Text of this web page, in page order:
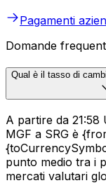
Pagamenti
Domande
Qual è il tasso di
A partire da 21:58
MGF a SRG è
punto medio tra i
mercati valutari